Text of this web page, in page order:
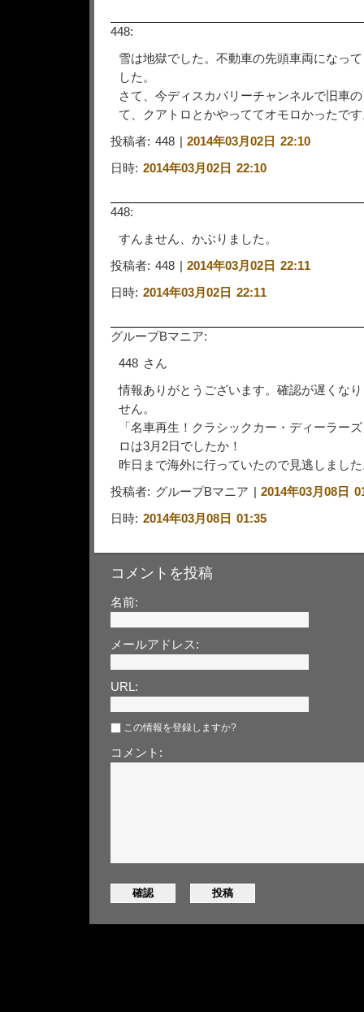
448:
雪は地獄でした。不動車の先頭車両になっ
した。
さて、今ディスカバリーチャンネルで旧車
て、クアトロとかやっててオモロかったで
投稿者: 448 |2014年03月02日 22:10
日時: 2014年03月02日 22:10
448:
すんません、かぶりました。
投稿者: 448 |2014年03月02日 22:11
日時: 2014年03月02日 22:11
グループBマニア:
448 さん
情報ありがとうございます。確認が遅くな
せん。
「名車再生！クラシックカー・ディーラー
ロは3月2日でしたか！
昨日まで海外に行っていたので見逃しまし
投稿者: グループBマニア |2014年03月08日
日時: 2014年03月08日 01:35
コメントを投稿
名前:
メールアドレス:
URL:
この情報を登録しますか?
コメント: